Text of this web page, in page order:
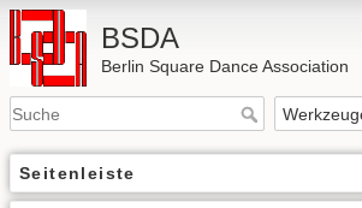
BSDA
Berlin Square Dance Association
Seitenleiste